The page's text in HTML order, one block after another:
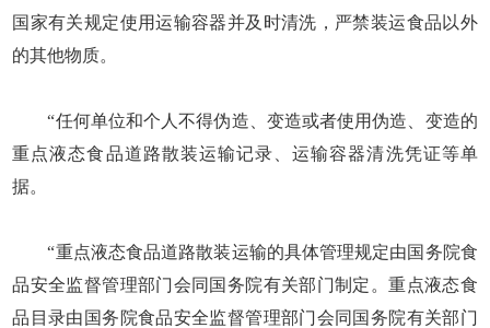
国家有关规定使用运输容器并及时清洗，严禁装运食品以外
的其他物质。
“任何单位和个人不得伪造、变造或者使用伪造、变造的
重点液态食品道路散装运输记录、运输容器清洗凭证等单
据。
“重点液态食品道路散装运输的具体管理规定由国务院食
品安全监督管理部门会同国务院有关部门制定。重点液态食
品目录由国务院食品安全监督管理部门会同国务院有关部门